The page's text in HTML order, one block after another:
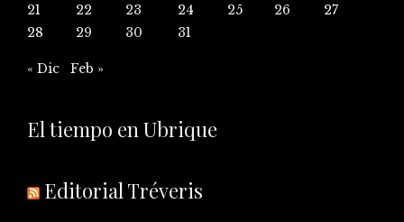
21
22 23 24 25 26
27
28
29 30 31
« Dic Feb »
El tiempo en Ubrique
Editorial Tréveris